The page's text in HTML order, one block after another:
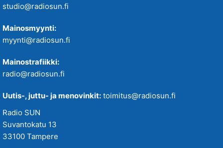
studio@radiosun.fi
Mainosmyynti:
myynti@radiosun.fi
Mainostrafiikki:
radio@radiosun.fi
Uutis-, juttu- ja menovinkit: toimitus@radiosun.fi
Radio SUN
Suvantokatu 13
33100 Tampere